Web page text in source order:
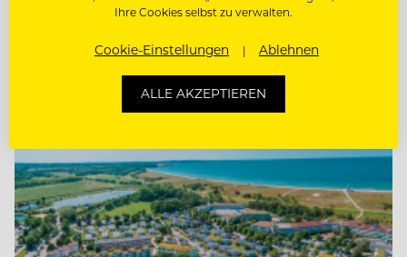
Ihre Cookies selbst zu verwalten.
Cookie-Einstellungen Ablehnen
ALLE AKZEPTIEREN